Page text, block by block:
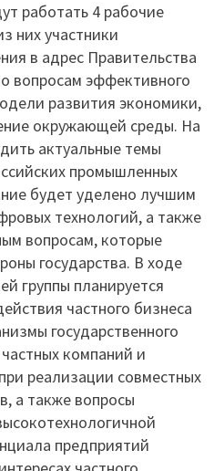
работать 4 рабочие
них участники
в адрес Правительства
вопросам эффективного
развития экономики,
окружающей среды. На
актуальные темы
промышленных
будет уделено лучшим
технологий, а также
вопросам, которые
государства. В ходе
группы планируется
частного бизнеса
государственного
компаний и
реализации совместных
а также вопросы
предприятий